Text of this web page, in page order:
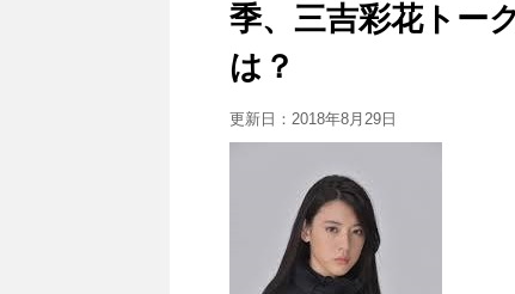
季、三吉彩花トー
は？
更新日： 2018年8月29日